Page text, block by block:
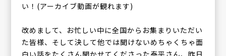
い！(アーカイブ動画が観れます)
改めまして、お忙しい中に全国からお集まりいただい
た皆様、そして決して他では聞けないめちゃくちゃ面
白い話をたくさん聞かせてくださった泰平さん、昨日